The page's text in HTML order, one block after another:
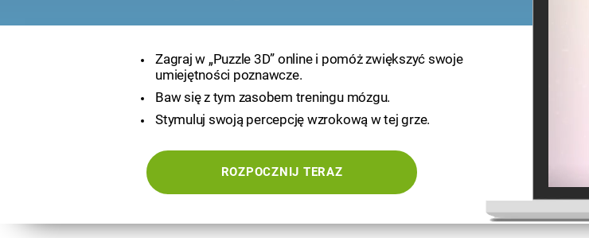
Zagraj w „Puzzle 3D” online i pomóż zwiększyć swoje
umiejętności poznawcze.
Baw się z tym zasobem treningu mózgu.
Stymuluj swoją percepcję wzrokową w tej grze.
ROZPOCZNIJ TERAZ